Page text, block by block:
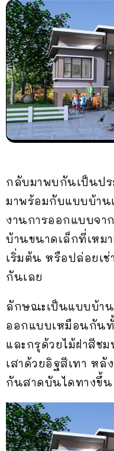
กลับมาพบกันเป็นป
มาพร้อมกับแบบบ้าน
งานการออกแบบจาก
บ้านขนาดเล็กที่เหม
เริ่มต้น หรือปล่อยเช่
กันเลย
ลักษณะเป็นแบบบ้า
ออกแบบเหมือนกัน
และกรุด้วยไม้ฝาสีช
เสาด้วยอิฐสีเทา หลั
กันสาดบันไดทางขึ้